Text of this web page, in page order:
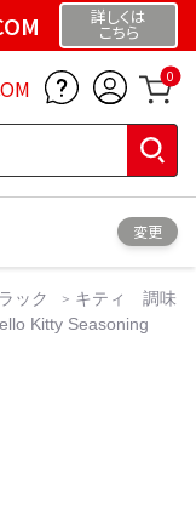
詳しくは
こちら
0
変更
ック
キティ 調味
Kitty Seasoning